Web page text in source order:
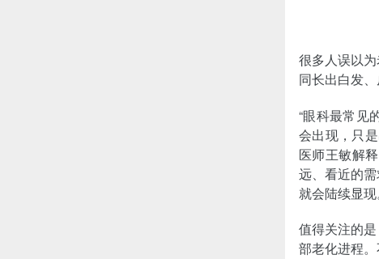
很多人误以
同长出白发
“眼科最常见
会出现，只
医师王敏解
远、看近的
就会陆续显现
值得关注的
部老化进程